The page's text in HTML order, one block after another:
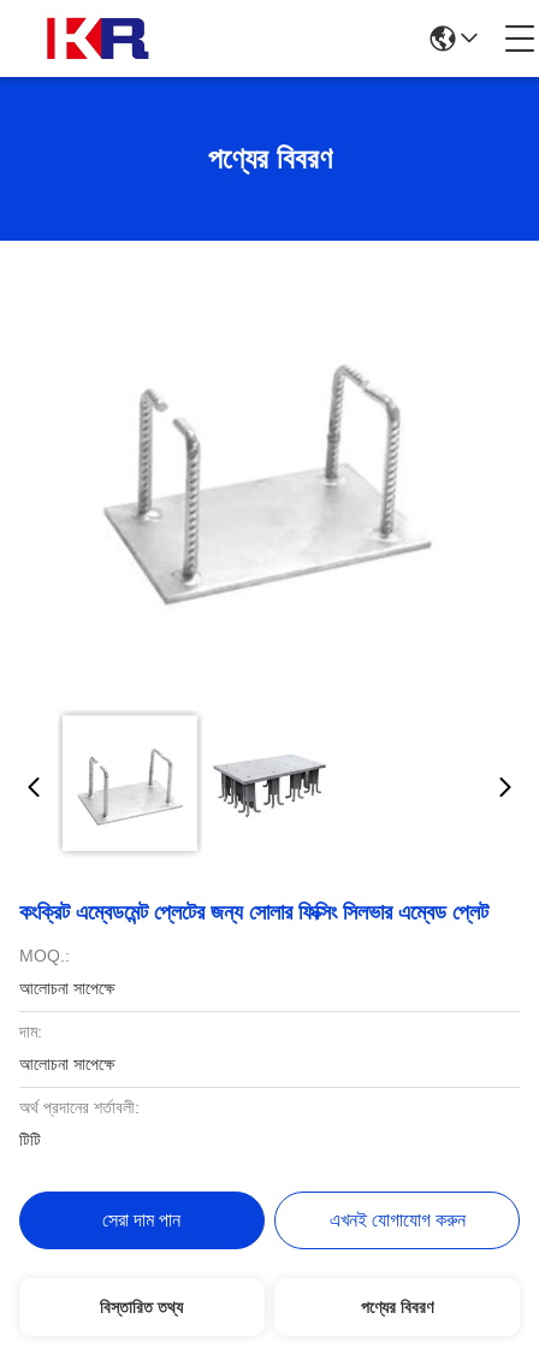
পণ্যের বিবরণ
কংক্রিট এম্বেডমেন্ট প্লেটের জন্য সোলার ফিক্সিং সিলভার এম্বেড প্লেট
MOQ.:
আলোচনা সাপেক্ষে
দাম:
আলোচনা সাপেক্ষে
অর্থ প্রদানের শর্তাবলী:
টিটি
সেরা দাম পান এখনই যোগাযোগ করুন
বিস্তারিত তথ্য পণ্যের বিবরণ